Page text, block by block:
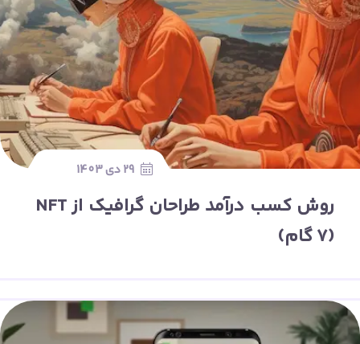
29 دی 1403
روش کسب درآمد طراحان گرافیک از NFT
(7 گام)